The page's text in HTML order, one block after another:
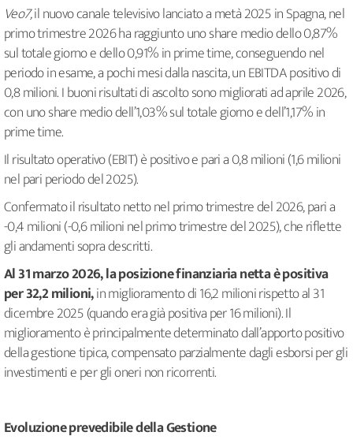
Veo7,il nuovo canale televisivo lanciato a metà 2025 in Spagna, nel
primo trimestre 2026 ha raggiunto uno share medio dello 0,87%
sul totale giorno e dello 0,91% in prime time, conseguendo nel
periodo in esame, a pochi mesi dalla nascita, un EBITDA positivo di
0,8 milioni. I buoni risultati di ascolto sono migliorati ad aprile 2026,
con uno share medio dell’1,03% sul totale giorno e dell’1,17% in
prime time.
Il risultato operativo (EBIT) è positivo e pari a 0,8 milioni (1,6 milioni
nel pari periodo del 2025).
Confermato il risultato netto nel primo trimestre del 2026, pari a
-0,4 milioni (-0,6 milioni nel primo trimestre del 2025), che riflette
gli andamenti sopra descritti.
Al 31 marzo 2026, la posizione finanziaria netta è positiva
per 32,2 milioni,in miglioramento di 16,2 milioni rispetto al 31
dicembre 2025 (quando era già positiva per 16 milioni). Il
miglioramento è principalmente determinato dall’apporto positivo
della gestione tipica, compensato parzialmente dagli esborsi per gli
investimenti e per gli oneri non ricorrenti.
Evoluzione prevedibile della Gestione